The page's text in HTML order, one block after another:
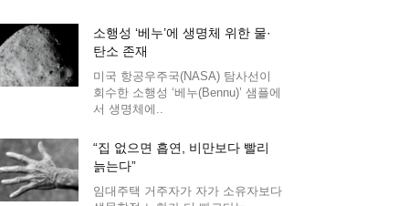
소행성 ‘베누’에 생명체 위한 물·
탄소 존재
미국 항공우주국(NASA) 탐사선이
회수한 소행성 ‘베누(Bennu)’ 샘플에
서 생명체에..
“집 없으면 흡연, 비만보다 빨리
늙는다”
임대주택 거주자가 자가 소유자보다